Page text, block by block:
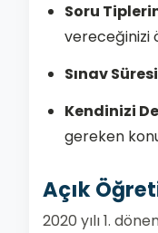
Soru
vereceğinizi
Sınav
Kendinizi
gereken
Açık
2020 yılı 1.